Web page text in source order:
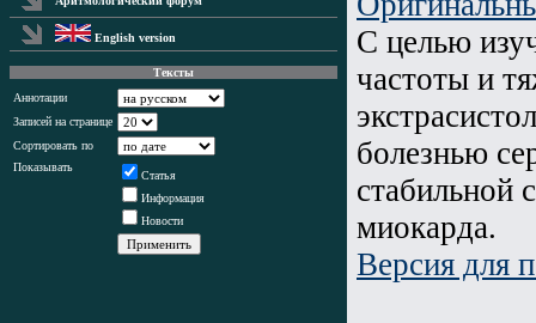
English version
Тексты
Аннотации
Записей на странице
Сортировать по
Показывать
Статья
Информация
Новости
С целью
частоты и
болезнью
стабильной
миокарда.
Версия для